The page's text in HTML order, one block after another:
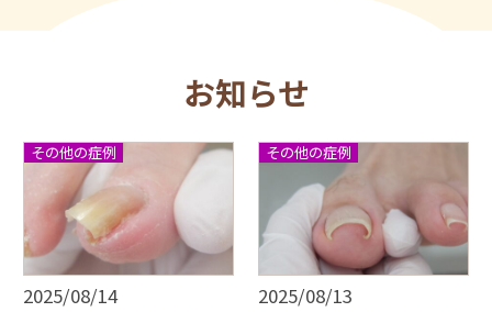
お知らせ
その他の症例
2025/08/14
その他の症例
2025/08/13